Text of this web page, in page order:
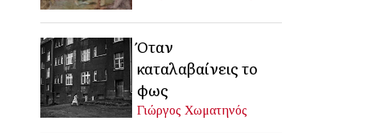
Όταν
καταλαβαίνεις το
φως
Γιώργος Χωματηνός